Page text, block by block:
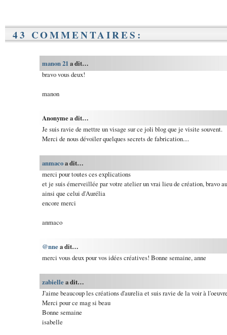
43 COMMENTAIRES:
manon 21a dit…
bravo vous deux!
manon
Anonyme a dit…
Je suis ravie de mettre un visage sur ce joli blog que je visite souvent.
Merci de nous dévoiler quelques secrets de fabrication....
anmacoa dit…
merci pour toutes ces explications
et je suis émerveillée par votre atelier un vrai lieu de création, bravo
ainsi que celui d'Aurélia
encore merci
anmaco
@nnea dit…
merci vous deux pour vos idées créatives! Bonne semaine, anne
zabiellea dit…
J'aime beaucoup les créations d'aurelia et suis ravie de la voir à
Merci pour ce mag si beau
Bonne semaine
isabelle